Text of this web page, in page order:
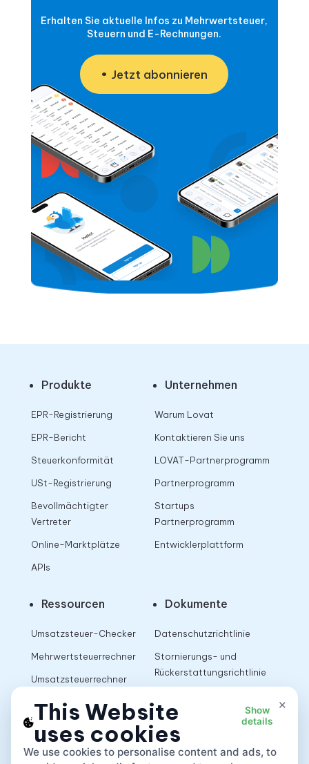
Erhalten Sie aktuelle Infos zu Mehrwertsteuer,
Steuern und E-Rechnungen.
Jetzt abonnieren
Produkte
EPR-Registrierung
EPR-Bericht
Steuerkonformität
USt-Registrierung
Bevollmächtigter
Vertreter
Online-Marktplätze
APIs
Unternehmen
Warum Lovat
Kontaktieren Sie uns
LOVAT-Partnerprogramm
Partnerprogramm
Startups
Partnerprogramm
Entwicklerplattform
Ressourcen
Umsatzsteuer-Checker
Mehrwertsteuerrechner
Umsatzsteuerrechner
Dokumente
Datenschutzrichtlinie
Stornierungs- und
Rückerstattungsrichtlinie
App
×
This Website
uses cookies
Show
details
We use cookies to personalise content and ads, to